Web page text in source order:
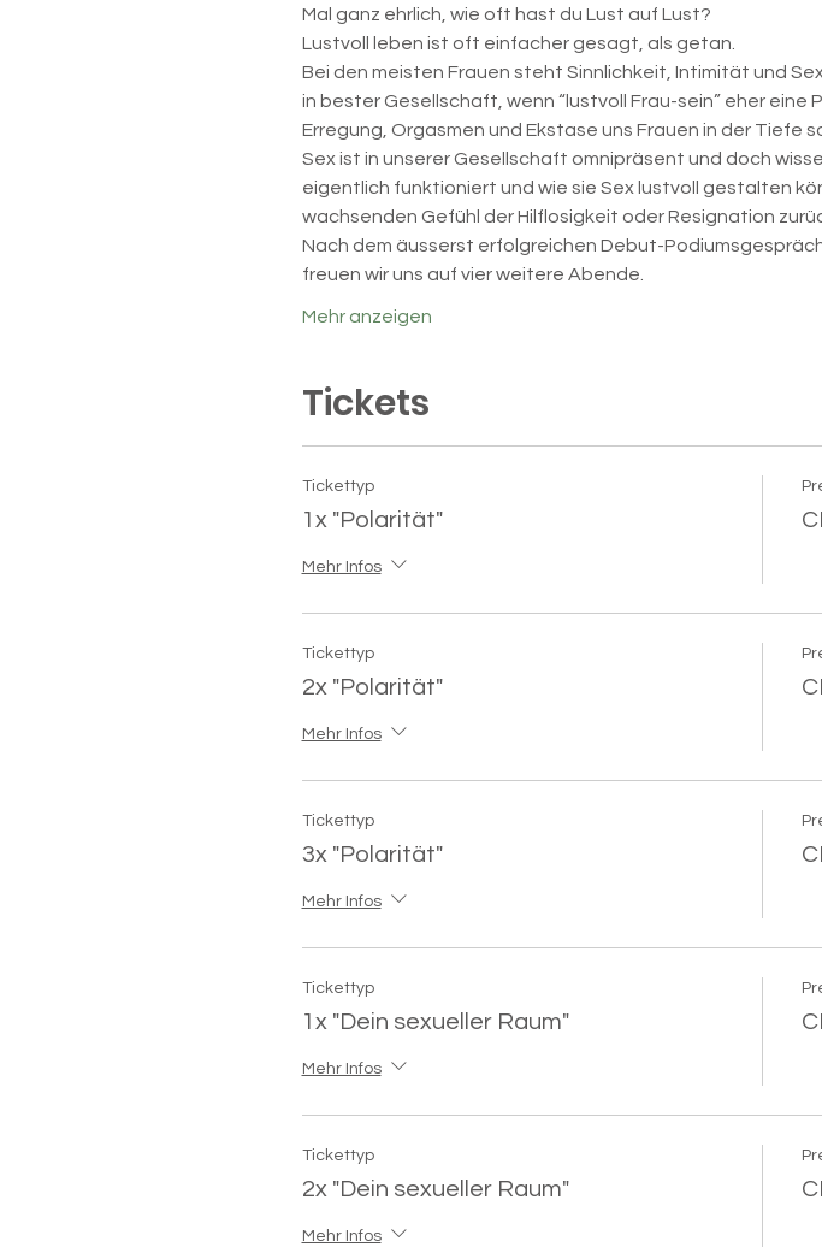
Mal ganz ehrlich, wie oft hast du Lust auf Lust?
Lustvoll leben ist oft einfacher gesagt, als getan.
Bei den meisten Frauen steht Sinnlichkeit, Intimität und
in bester Gesellschaft, wenn “lustvoll Frau-sein” eher
Erregung, Orgasmen und Ekstase uns Frauen in der Tiefe
Sex ist in unserer Gesellschaft omnipräsent und doch
eigentlich funktioniert und wie sie Sex lustvoll gestalten
wachsenden Gefühl der Hilflosigkeit oder Resignation
Nach dem äusserst erfolgreichen Debut-Podiumsgespräch
freuen wir uns auf vier weitere Abende.
Mehr anzeigen
Tickets
Tickettyp
1x "Polarität"
Mehr Infos
Tickettyp
2x "Polarität"
Mehr Infos
Tickettyp
3x "Polarität"
Mehr Infos
Tickettyp
1x "Dein sexueller Raum"
Mehr Infos
Tickettyp
2x "Dein sexueller Raum"
Mehr Infos